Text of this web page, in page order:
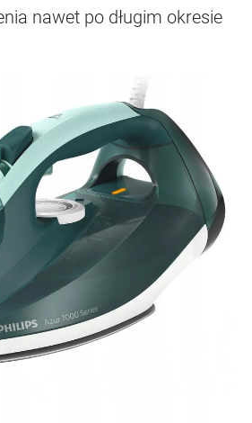
nawet po długim okresie